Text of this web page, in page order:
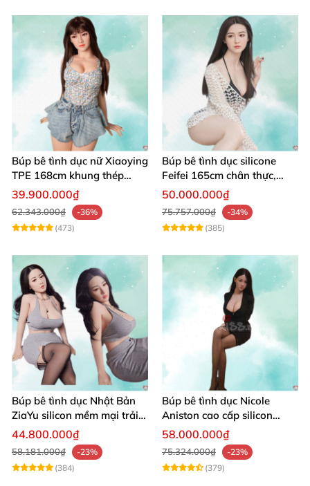
Búp bê tình dục nữ Xiaoying
TPE 168cm khung thép
không gỉ 1:1
39.900.000₫
62.343.000₫
-36%
(473)
Búp bê tình dục silicone
Feifei 165cm chân thực,
sang trọng, âm thanh sống
50.000.000₫
75.757.000₫
-34%
(385)
Búp bê tình dục Nhật Bản
ZiaYu silicon mềm mại trải
nghiệm thật
44.800.000₫
58.181.000₫
-23%
(384)
Búp bê tình dục Nicole
Aniston cao cấp silicon
mềm mại giá tốt
58.000.000₫
75.324.000₫
-23%
(379)